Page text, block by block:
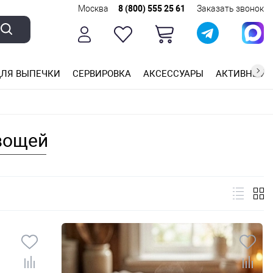
Москва 8 (800) 555 25 61 Заказать звонок
ВЫПЕЧКИ СЕРВИРОВКА АКСЕССУАРЫ АКТИВНЫЙ